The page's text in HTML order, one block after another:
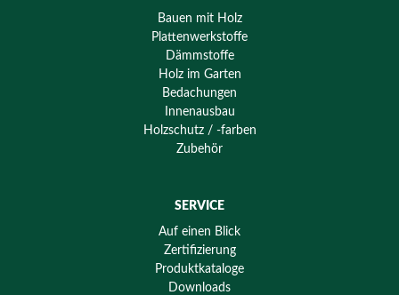
Bauen mit Holz
Plattenwerkstoffe
Dämmstoffe
Holz im Garten
Bedachungen
Innenausbau
Holzschutz / -farben
Zubehör
SERVICE
Auf einen Blick
Zertifizierung
Produktkataloge
Downloads